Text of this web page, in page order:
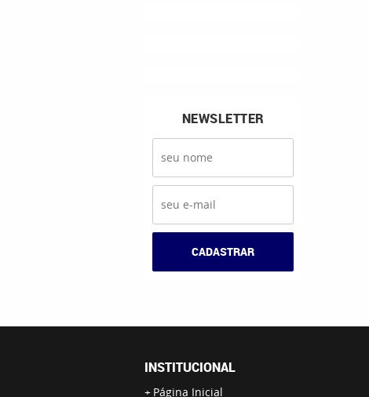
NEWSLETTER
CADASTRAR
INSTITUCIONAL
Página Inicial